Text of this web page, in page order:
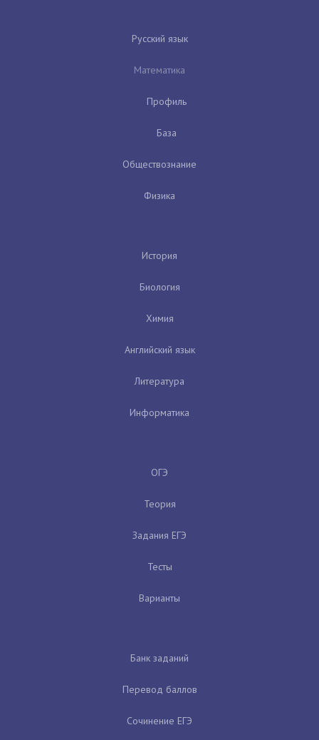
Русский язык
Математика
Профиль
База
Обществознание
Физика
История
Биология
Химия
Английский язык
Литература
Информатика
ОГЭ
Теория
Задания ЕГЭ
Тесты
Варианты
Банк заданий
Перевод баллов
Сочинение ЕГЭ